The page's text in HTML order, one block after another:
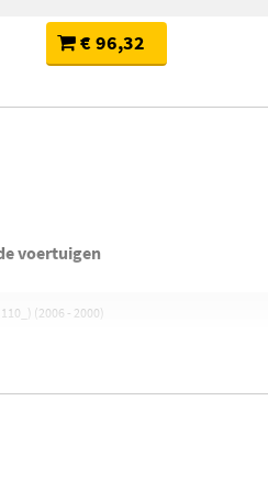
€ 96,32
voertuigen
(2006 - 2000)